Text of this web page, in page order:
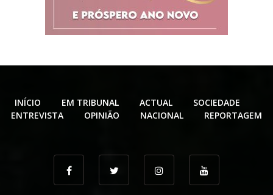
INÍCIO EM TRIBUNAL ACTUAL
SOCIEDADE
ENTREVISTA
OPINIÃO NACIONAL REPORTAGEM